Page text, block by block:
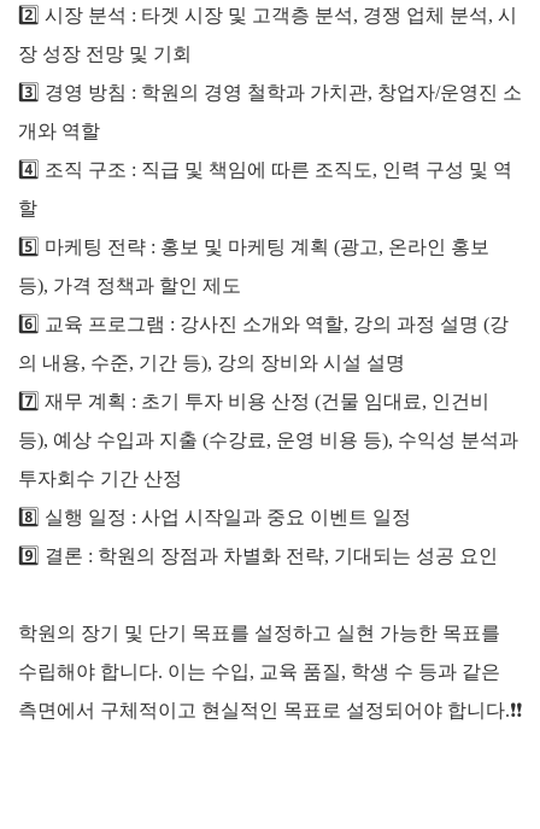
2️⃣ 시장 분석 : 타겟 시장 및 고객층 분석, 경쟁 업체 분석, 시
장 성장 전망 및 기회
3️⃣ 경영 방침 : 학원의 경영 철학과 가치관, 창업자/운영진 소
개와 역할
4️⃣ 조직 구조 : 직급 및 책임에 따른 조직도, 인력 구성 및 역
할
5️⃣ 마케팅 전략 : 홍보 및 마케팅 계획 (광고, 온라인 홍보
등), 가격 정책과 할인 제도
6️⃣ 교육 프로그램 : 강사진 소개와 역할, 강의 과정 설명 (강
의 내용, 수준, 기간 등), 강의 장비와 시설 설명
7️⃣ 재무 계획 : 초기 투자 비용 산정 (건물 임대료, 인건비
등), 예상 수입과 지출 (수강료, 운영 비용 등), 수익성 분석과
투자회수 기간 산정
8️⃣ 실행 일정 : 사업 시작일과 중요 이벤트 일정
9️⃣ 결론 : 학원의 장점과 차별화 전략, 기대되는 성공 요인
학원의 장기 및 단기 목표를 설정하고 실현 가능한 목표를
수립해야 합니다. 이는 수입, 교육 품질, 학생 수 등과 같은
측면에서 구체적이고 현실적인 목표로 설정되어야 합니다.❗❗